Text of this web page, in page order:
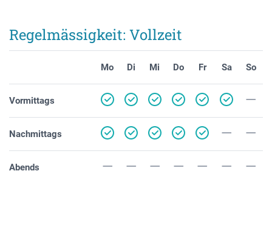
Regelmässigkeit: Vollzeit
Mo Di Mi Do Fr Sa So
Vormittags
Nachmittags
Abends